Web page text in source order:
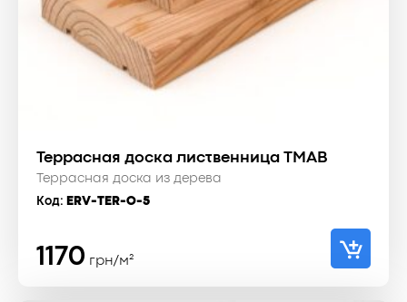
Террасная доска лиственница TMAB
Террасная доска из дерева
Код: ERV-TER-O-5
1170 грн/м²